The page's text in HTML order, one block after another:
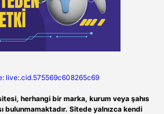
live:.cid.575569c608265c69
herhangi bir marka, kurum veya şahıs
bulunmamaktadır. Sitede yalnızca kendi